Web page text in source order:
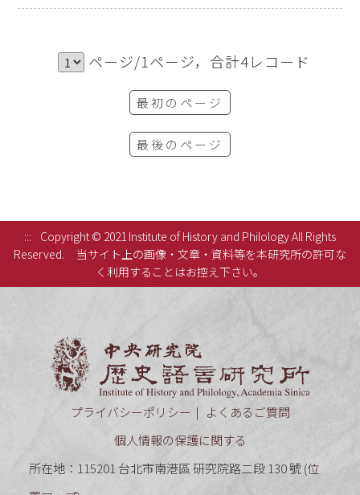
ページ/1ページ，合計4レコード
最初のページ
最後のページ
:::
Copyright © 2021 Institute of History and Philology All Rights
Reserved.
当サイト上の画像・文章・資料等を本研究所の許可な
く利用することはお控え下さい。
プライバシーポリシー
よくあるご質問
個人情報の保護に関する
所在地：115201 台北市南港區 研究院路二段 130 號 (位